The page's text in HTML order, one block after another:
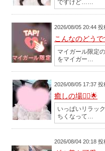
ですけど……
2026/08/05 20:44 投
こんなのどう
マイガール限定
をマイガー…
2026/08/05 17:37 投
癒しの場︎💆‍♀️🌟
いっぱいリラッ
ちくなって…
2026/08/04 20:18 投